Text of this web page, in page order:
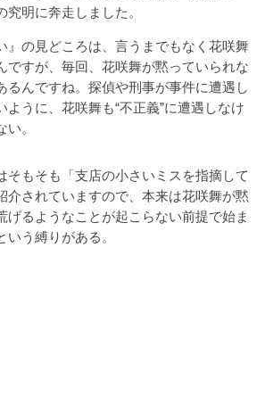
究明に奔走しました。
』の見どころは、言うまでもなく花咲舞
ですが、毎回、花咲舞が黙っていられな
るんですね。探偵や刑事が事件に遭遇し
ように、花咲舞も“不正義”に遭遇しなけ
。
もそも「支店の小さいミスを指摘して
介されていますので、本来は花咲舞が黙
げるようなことが起こらない前提で始ま
う縛りがある。